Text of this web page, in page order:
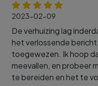
2023-02-09
De verhuizing lag
het verlossende
toegewezen. Ik hoop
meevallen, en probeer
te bereiden en het te